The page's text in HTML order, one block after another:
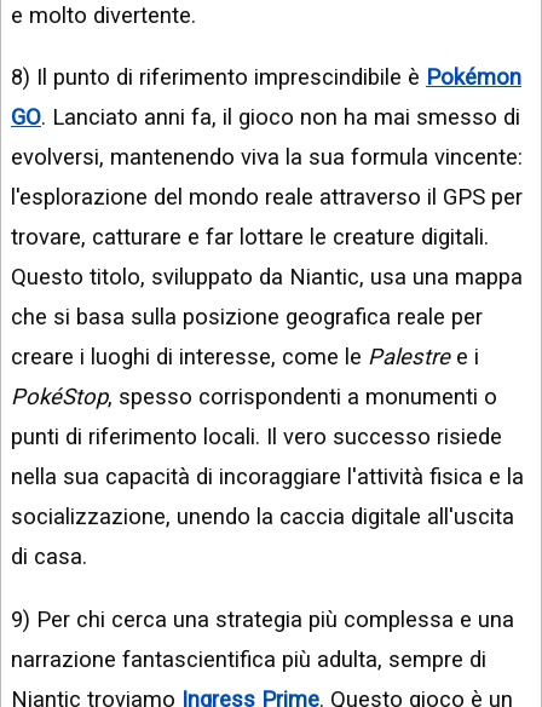
e molto divertente.
8) Il punto di riferimento imprescindibile è Pokémon
GO. Lanciato anni fa, il gioco non ha mai smesso di
evolversi, mantenendo viva la sua formula vincente:
l'esplorazione del mondo reale attraverso il GPS per
trovare, catturare e far lottare le creature digitali.
Questo titolo, sviluppato da Niantic, usa una mappa
che si basa sulla posizione geografica reale per
creare i luoghi di interesse, come le Palestree i
PokéStop, spesso corrispondenti a monumenti o
punti di riferimento locali. Il vero successo risiede
nella sua capacità di incoraggiare l'attività fisica e la
socializzazione, unendo la caccia digitale all'uscita
di casa.
9) Per chi cerca una strategia più complessa e una
narrazione fantascientifica più adulta, sempre di
Niantic troviamo Ingress Prime. Questo gioco è un